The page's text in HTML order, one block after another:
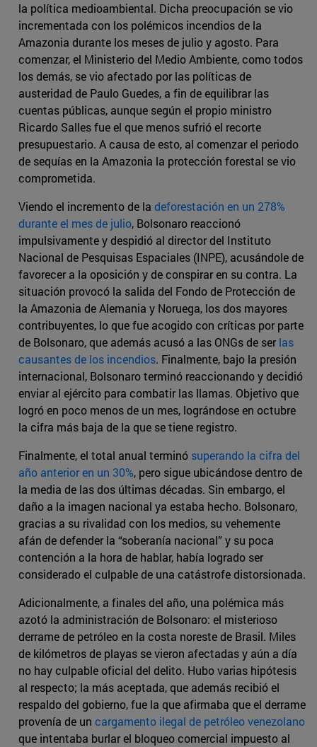
la política medioambiental. Dicha preocupación se vio
incrementada con los polémicos incendios de la
Amazonia durante los meses de julio y agosto. Para
comenzar, el Ministerio del Medio Ambiente, como todos
los demás, se vio afectado por las políticas de
austeridad de Paulo Guedes, a fin de equilibrar las
cuentas públicas, aunque según el propio ministro
Ricardo Salles fue el que menos sufrió el recorte
presupuestario. A causa de esto, al comenzar el periodo
de sequías en la Amazonia la protección forestal se vio
comprometida.
Viendo el incremento de la deforestación en un 278%
durante el mes de julio, Bolsonaro reaccionó
impulsivamente y despidió al director del Instituto
Nacional de Pesquisas Espaciales (INPE), acusándole de
favorecer a la oposición y de conspirar en su contra. La
situación provocó la salida del Fondo de Protección de
la Amazonia de Alemania y Noruega, los dos mayores
contribuyentes, lo que fue acogido con críticas por parte
de Bolsonaro, que además acusó a las ONGs de serlas
causantes de los incendios. Finalmente, bajo la presión
internacional, Bolsonaro terminó reaccionando y decidió
enviar al ejército para combatir las llamas. Objetivo que
logró en poco menos de un mes, lográndose en octubre
la cifra más baja de la que se tiene registro.
Finalmente, el total anual terminó superando la cifra del
año anterior en un 30%, pero sigue ubicándose dentro de
la media de las dos últimas décadas. Sin embargo, el
daño a la imagen nacional ya estaba hecho. Bolsonaro,
gracias a su rivalidad con los medios, su vehemente
afán de defender la “soberanía nacional” y su poca
contención a la hora de hablar, había logrado ser
considerado el culpable de una catástrofe distorsionada.
Adicionalmente, a finales del año, una polémica más
azotó la administración de Bolsonaro: el misterioso
derrame de petróleo en la costa noreste de Brasil. Miles
de kilómetros de playas se vieron afectadas y aún a día
no hay culpable oficial del delito. Hubo varias hipótesis
al respecto; la más aceptada, que además recibió el
respaldo del gobierno, fue la que afirmaba que el derrame
provenía de un cargamento ilegal de petróleo venezolano
que intentaba burlar el bloqueo comercial impuesto al